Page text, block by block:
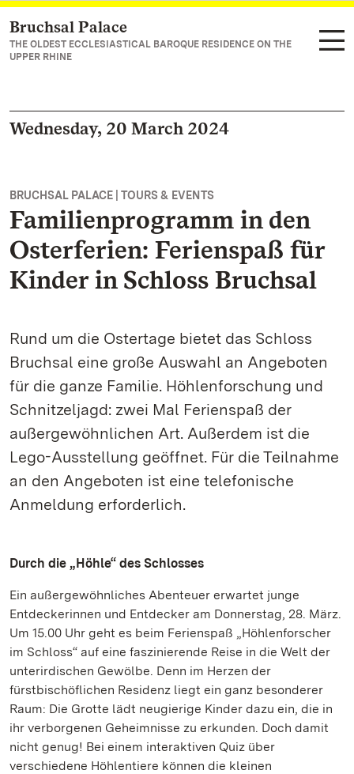
Navigate to main page
Bruchsal Palace
THE OLDEST ECCLESIASTICAL BAROQUE RESIDENCE ON THE
UPPER RHINE
Wednesday, 20 March 2024
BRUCHSAL PALACE | TOURS & EVENTS
Familienprogramm in den
Osterferien: Ferienspaß für
Kinder in Schloss Bruchsal
Rund um die Ostertage bietet das Schloss
Bruchsal eine große Auswahl an Angeboten
für die ganze Familie. Höhlenforschung und
Schnitzeljagd: zwei Mal Ferienspaß der
außergewöhnlichen Art. Außerdem ist die
Lego-Ausstellung geöffnet. Für die Teilnahme
an den Angeboten ist eine telefonische
Anmeldung erforderlich.
Durch die „Höhle“ des Schlosses
Ein außergewöhnliches Abenteuer erwartet junge
Entdeckerinnen und Entdecker am Donnerstag, 28. März.
Um 15.00 Uhr geht es beim Ferienspaß „Höhlenforscher
im Schloss“ auf eine faszinierende Reise in die Welt der
unterirdischen Gewölbe. Denn im Herzen der
fürstbischöflichen Residenz liegt ein ganz besonderer
Raum: Die Grotte lädt neugierige Kinder dazu ein, die in
ihr verborgenen Geheimnisse zu erkunden. Doch damit
nicht genug! Bei einem interaktiven Quiz über
verschiedene Höhlentiere können die kleinen